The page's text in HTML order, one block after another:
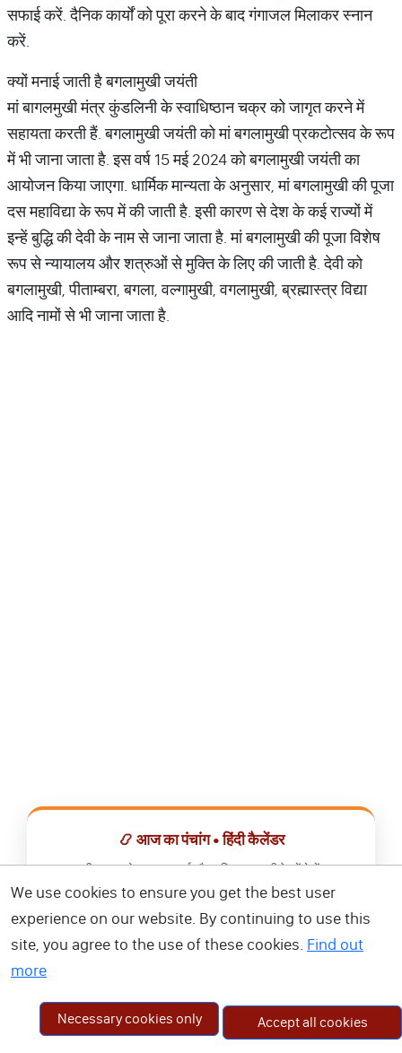
सफाई करें. दैनिक कार्यों को पूरा करने के बाद गंगाजल मिलाकर स्नान
करें.
क्यों मनाई जाती है बगलामुखी जयंती
मां बागलमुखी मंत्र कुंडलिनी के स्वाधिष्ठान चक्र को जागृत करने में
सहायता करती हैं. बगलामुखी जयंती को मां बगलामुखी प्रकटोत्सव के रूप
में भी जाना जाता है. इस वर्ष 15 मई 2024 को बगलामुखी जयंती का
आयोजन किया जाएगा. धार्मिक मान्यता के अनुसार, मां बगलामुखी की पूजा
दस महाविद्या के रूप में की जाती है. इसी कारण से देश के कई राज्यों में
इन्हें बुद्धि की देवी के नाम से जाना जाता है. मां बगलामुखी की पूजा विशेष
रूप से न्यायालय और शत्रुओं से मुक्ति के लिए की जाती है. देवी को
बगलामुखी, पीताम्बरा, बगला, वल्गामुखी, वगलामुखी, ब्रह्मास्त्र विद्या
आदि नामों से भी जाना जाता है.
📿 आज का पंचांग • हिंदी कैलेंडर
सभी व्रत, त्योहार, शुभ मुहूर्त और राशिफल एक ही ऐप में देखें।
📅 हिंदी कैलेंडर ऐप डाउनलोड करें
We use cookies to ensure you get the best user
experience on our website. By continuing to use this
site, you agree to the use of these cookies. Find out
more
Necessary cookies only Accept all cookies